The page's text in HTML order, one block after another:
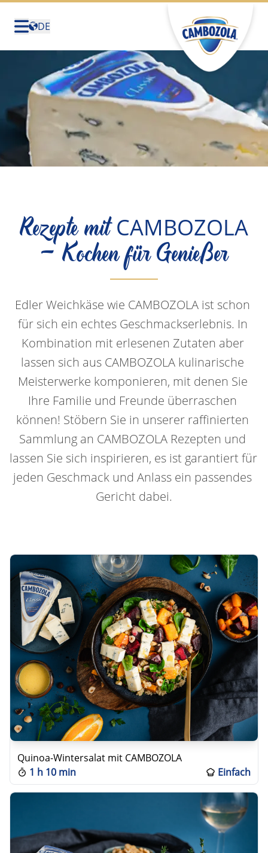
DE
Deutschland
(Deutsch)
United States (English)
Canada (English)
Canada (Français)
België (Nederlands)
Rezepte mitCAMBOZOLA
- Kochen für Genießer
Edler Weichkäse wie CAMBOZOLA ist schon
für sich ein echtes Geschmackserlebnis. In
Kombination mit erlesenen Zutaten aber
lassen sich aus CAMBOZOLA kulinarische
Meisterwerke komponieren, mit denen Sie
Ihre Familie und Freunde überraschen
können! Stöbern Sie in unserer raffinierten
Sammlung an CAMBOZOLA Rezepten und
lassen Sie sich inspirieren, es ist garantiert für
jeden Geschmack und Anlass ein passendes
Gericht dabei.
Quinoa-Wintersalat mit CAMBOZOLA
1 h 10 min
Einfach